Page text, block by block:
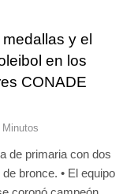
y el
en los
CONADE
Minutos
de primaria con dos
bronce. • El equipo